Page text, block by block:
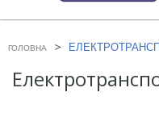
ГОЛОВНА >